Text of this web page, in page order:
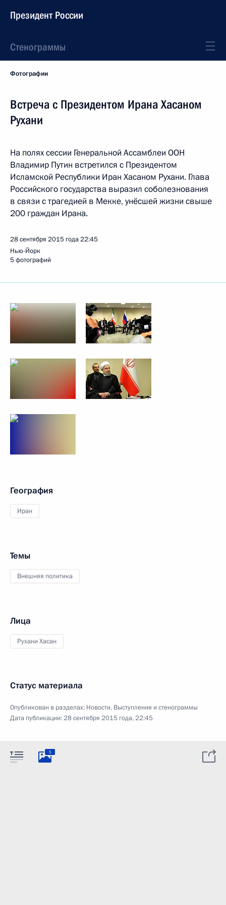
Президент России
Стенограммы
Фотографии
Встреча с Президентом Ирана Хасаном
Рухани
На полях сессии Генеральной Ассамблеи ООН
Владимир Путин встретился с Президентом
Исламской Республики Иран Хасаном Рухани. Глава
Российского государства выразил соболезнования
в связи с трагедией в Мекке, унёсшей жизни свыше
200 граждан Ирана.
28 сентября 2015 года22:45
Нью-Йорк
5 фотографий
География
Иран
Темы
Внешняя политика
Лица
Рухани Хасан
Статус материала
Опубликован в разделах: Новости, Выступления и стенограммы
Дата публикации:28 сентября 2015 года, 22:45
5